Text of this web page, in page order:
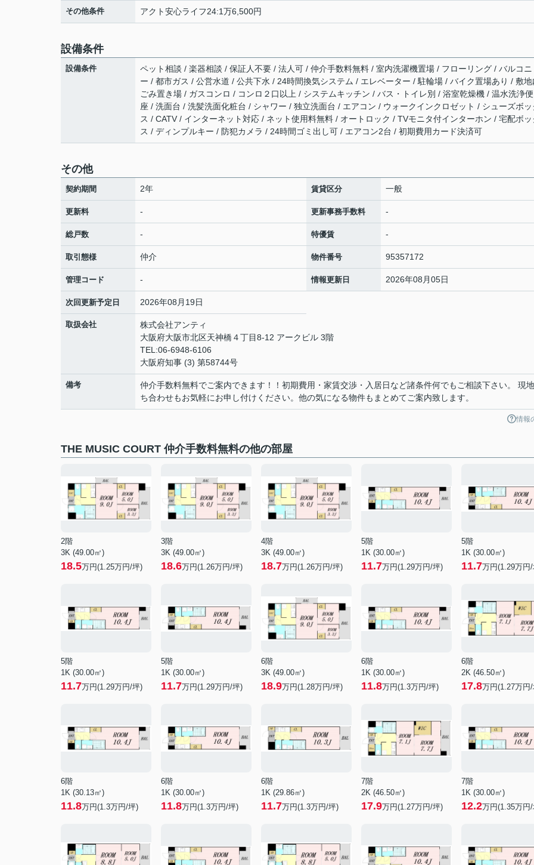
その他条件 アクト安心ライフ24:1万6,500円
設備条件
設備条件
ペット相談 / 楽器相談 / 保証人不要 / 法人可 / 仲介手数料無料 / 室内洗濯機置場 / フローリング / バルコニ
ー / 都市ガス / 公営水道 / 公共下水 / 24時間換気システム / エレベーター / 駐輪場 / バイク置場あり / 敷地
ごみ置き場 / ガスコンロ / コンロ２口以上 / システムキッチン / バス・トイレ別 / 浴室乾燥機 / 温水洗浄便
座 / 洗面台 / 洗髪洗面化粧台 / シャワー / 独立洗面台 / エアコン / ウォークインクロゼット / シューズボッ
ス / CATV / インターネット対応 / ネット使用料無料 / オートロック / TVモニタ付インターホン / 宅配ボッ
ス / ディンプルキー / 防犯カメラ / 24時間ゴミ出し可 / エアコン2台 / 初期費用カード決済可
その他
契約期間 2年 賃貸区分 一般
更新料 - 更新事務手数料 -
総戸数 - 特優賃 -
取引態様 仲介 物件番号 95357172
管理コード - 情報更新日 2026年08月05日
次回更新予定日 2026年08月19日
取扱会社
株式会社アンティ
大阪府大阪市北区天神橋４丁目8-12 アークビル 3階
TEL:06-6948-6106
大阪府知事 (3) 第58744号
備考
仲介手数料無料でご案内できます！！初期費用・家賃交渉・入居日など諸条件何でもご相談下さい。 現
ち合わせもお気軽にお申し付けください。他の気になる物件もまとめてご案内致します。
情報
THE MUSIC COURT 仲介手数料無料の他の部屋
2階
3K (49.00㎡)
18.5万円(1.25万円/坪)
3階
3K (49.00㎡)
18.6万円(1.26万円/坪)
4階
3K (49.00㎡)
18.7万円(1.26万円/坪)
5階
1K (30.00㎡)
11.7万円(1.29万円/坪)
5階
1K (30.00㎡)
11.7万円(1.29万円
5階
1K (30.00㎡)
11.7万円(1.29万円/坪)
5階
1K (30.00㎡)
11.7万円(1.29万円/坪)
6階
3K (49.00㎡)
18.9万円(1.28万円/坪)
6階
1K (30.00㎡)
11.8万円(1.3万円/坪)
6階
2K (46.50㎡)
17.8万円(1.27万円
6階
1K (30.13㎡)
11.8万円(1.3万円/坪)
6階
1K (30.00㎡)
11.8万円(1.3万円/坪)
6階
1K (29.86㎡)
11.7万円(1.3万円/坪)
7階
2K (46.50㎡)
17.9万円(1.27万円/坪)
7階
1K (30.00㎡)
12.2万円(1.35万円